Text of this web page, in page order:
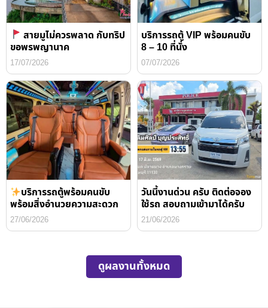
สายมูไม่ควรพลาด กับทริป
ขอพรพญานาค
17/07/2026
บริการรถตู้ VIP พร้อมคนขับ
8 – 10 ที่นั่ง
07/07/2026
บริการรถตู้พร้อมคนขับ
พร้อมสิ่งอำนวยความสะดวก
27/06/2026
วันนี้งานด่วน ครับ ติดต่อจอง
ใช้รถ สอบถามเข้ามาได้ครับ
21/06/2026
ดูผลงานทั้งหมด